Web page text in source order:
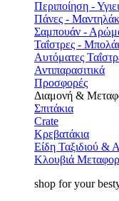
Περιποίηση -
Πάνες -
Σαμπουάν -
Ταΐστρες -
Αυτόματες
Αντιπαρασιτικά
Προσφορές
Διαμονή &
Σπιτάκια
Crate
Κρεβατάκια
Είδη Ταξιδιού &
Κλουβιά
shop for your